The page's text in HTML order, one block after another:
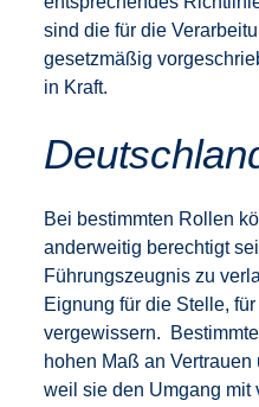
sind die für die
gesetzmäßig
in Kraft.
Bei bestimmten Rollen
anderweitig berechtigt
Führungszeugnis zu
Eignung für die Stelle,
vergewissern.
hohen Maß an Vertrauen
weil sie den Umgang mit